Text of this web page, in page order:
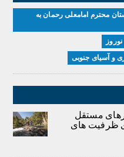
محترم امامعلی رحمان به
مستقل
ظرفیت های